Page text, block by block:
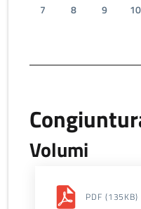
7
8 9 10
Volumi
PDF (135KB)